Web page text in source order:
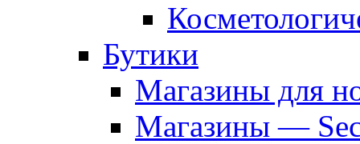
Бутики
Магазины для
Магазины —